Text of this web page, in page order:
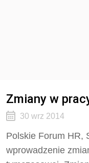
Zmiany w
30 wrz 2014
Polskie Forum HR,
wprowadzenie